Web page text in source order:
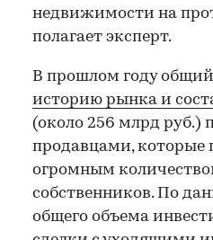
недвижимости на
полагает эксперт.
В прошлом году
историю рынка и
(около 256 млрд руб.)
продавцами, которые
огромным
собственников. По
общего объема